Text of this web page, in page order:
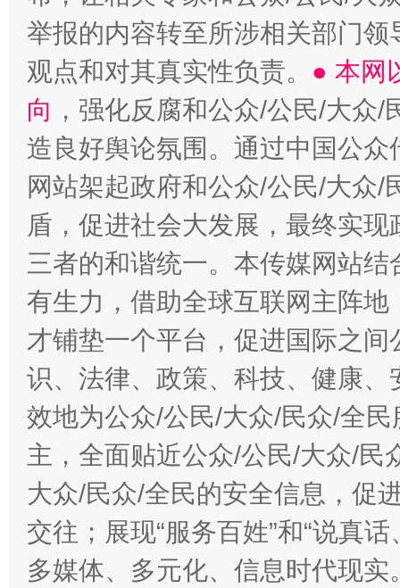
举报的内容转至所涉相关部门
观点和对其真实性负责。 ● 本网
向 ，强化反腐和公众/公民/大众
造良好舆论氛围。通过中国公
网站架起政府和公众/公民/大众
盾，促进社会大发展，最终实
三者的和谐统一。本传媒网站
有生力，借助全球互联网主阵
才铺垫一个平台，促进国际之
识、法律、政策、科技、健康
效地为公众/公民/大众/民众/全
主，全面贴近公众/公民/大众/民
大众/民众/全民的安全信息，促
交往；展现“服务百姓”和“说真
多媒体、多元化、信息时代现实